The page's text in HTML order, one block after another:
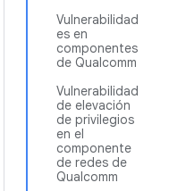
Vulnerabilidad
es en
componentes
de Qualcomm
Vulnerabilidad
de elevación
de privilegios
en el
componente
de redes de
Qualcomm